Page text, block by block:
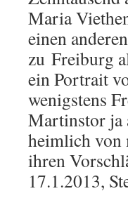
Maria
einen
zu Freiburg
ein Portrait
wenigstens
Martinstor ja
heimlich von
ihren
17.1.2013,